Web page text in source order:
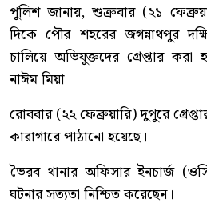
পুলিশ জানায়, শুক্রবার (২১
দিকে পৌর শহরের জগন্নাথপুর
চালিয়ে অভিযুক্তদের গ্রেপ্তার করা
নাঈম মিয়া।
রোববার (২২ ফেব্রুয়ারি) দুপুরে
কারাগারে পাঠানো হয়েছে।
ভৈরব থানার অফিসার ইনচার্জ
ঘটনার সত্যতা নিশ্চিত করেছেন।